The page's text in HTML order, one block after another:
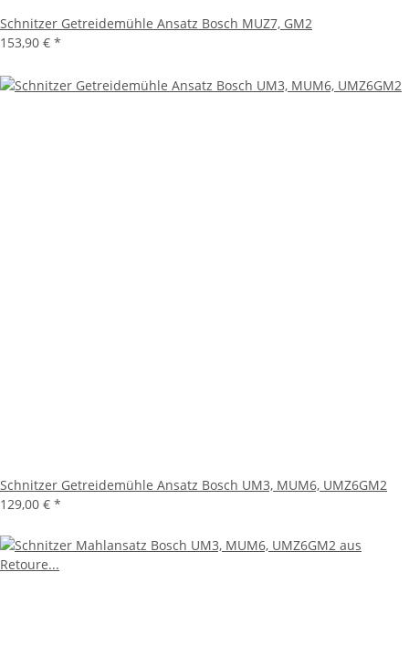
Schnitzer Getreidemühle Ansatz Bosch MUZ7, GM2
153,90 € *
Schnitzer Getreidemühle Ansatz Bosch UM3, MUM6, UMZ6GM2
129,00 € *